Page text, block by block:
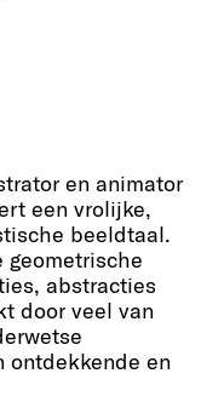
en animator
een vrolijke,
beeldtaal.
geometrische
abstracties
door veel van
ontdekkende en